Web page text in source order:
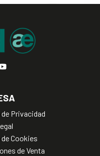
Privacidad
Cookies
de Venta